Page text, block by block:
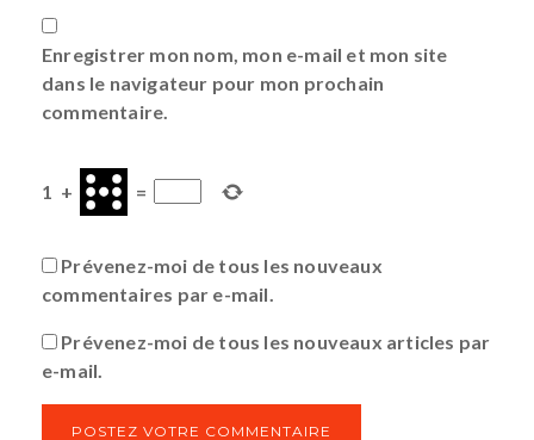
Enregistrer mon nom, mon e-mail et mon site
dans le navigateur pour mon prochain
commentaire.
1 + =
Prévenez-moi de tous les nouveaux
commentaires par e-mail.
Prévenez-moi de tous les nouveaux articles par
e-mail.